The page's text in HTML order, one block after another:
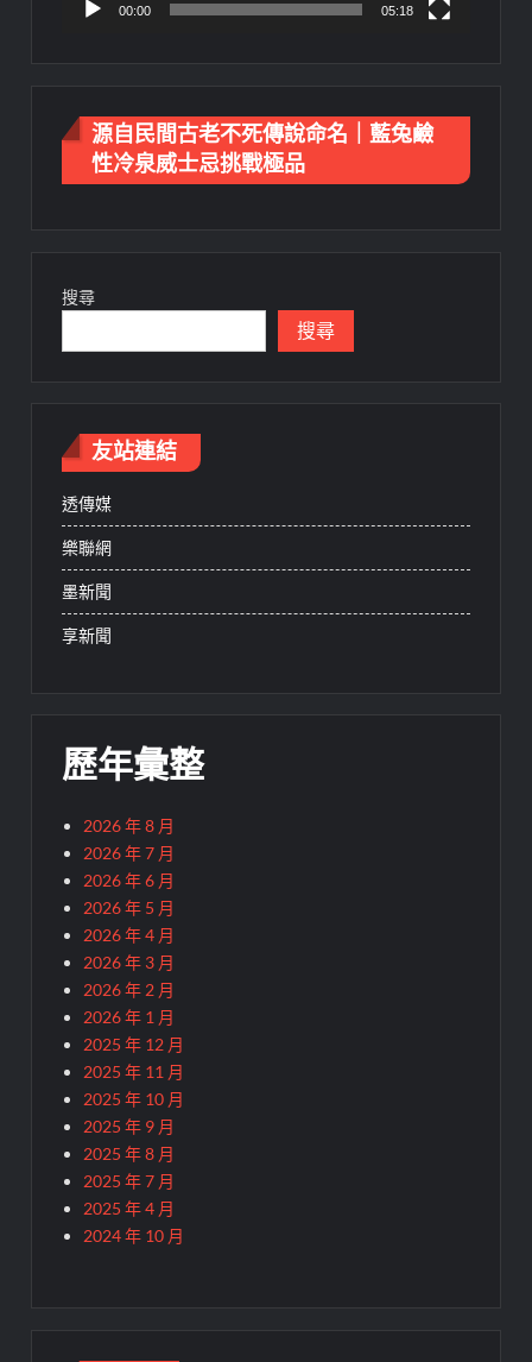
00:00 05:18
源自民間古老不死傳說命名｜藍兔鹼
性冷泉威士忌挑戰極品
搜尋
搜尋
友站連結
透傳媒
樂聯網
墨新聞
享新聞
歷年彙整
2026 年 8 月
2026 年 7 月
2026 年 6 月
2026 年 5 月
2026 年 4 月
2026 年 3 月
2026 年 2 月
2026 年 1 月
2025 年 12 月
2025 年 11 月
2025 年 10 月
2025 年 9 月
2025 年 8 月
2025 年 7 月
2025 年 4 月
2024 年 10 月